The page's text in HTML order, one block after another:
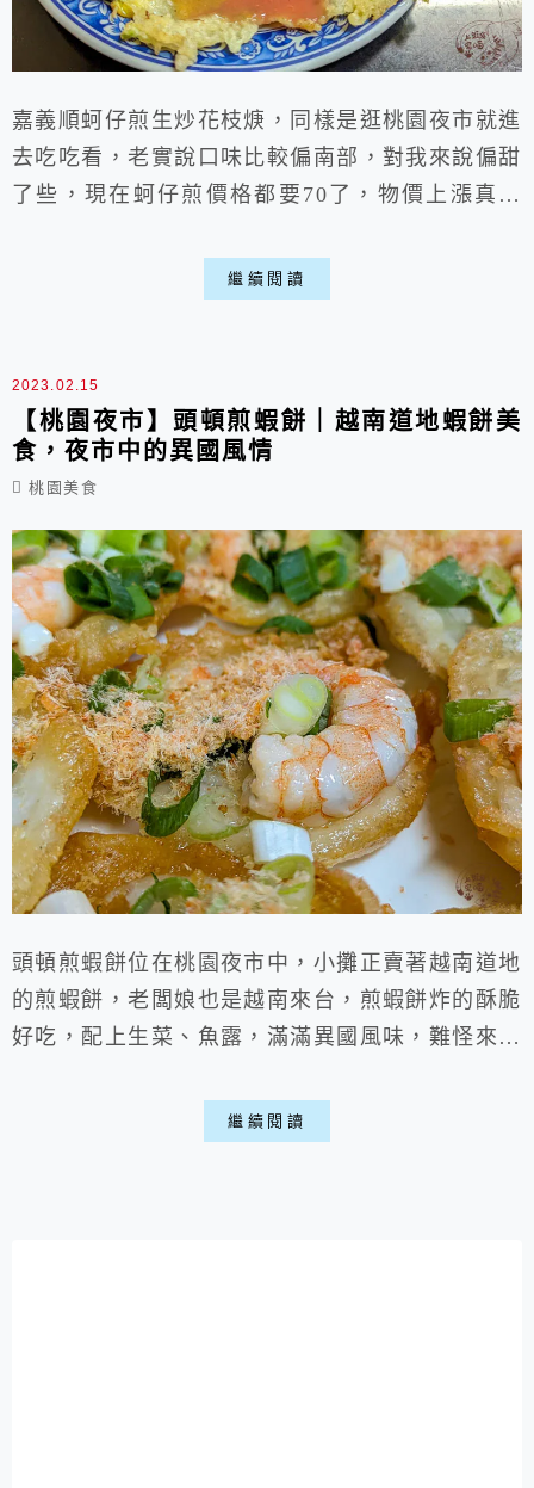
嘉義順蚵仔煎生炒花枝焿，同樣是逛桃園夜市就進
去吃吃看，老實說口味比較偏南部，對我來說偏甜
了些，現在蚵仔煎價格都要70了，物價上漲真的
西，桃園夜市美食如此，相信其它地方也是慢慢上
繼續閱讀
2023.02.15
【桃園夜市】頭頓煎蝦餅｜越南道地蝦餅美
食，夜市中的異國風情
桃園美食
頭頓煎蝦餅位在桃園夜市中，小攤正賣著越南道地
的煎蝦餅，老闆娘也是越南來台，煎蝦餅炸的酥脆
好吃，配上生菜、魚露，滿滿異國風味，難怪來買
的一次巧遇，桃園一直以來都許多新住民，這樣的
產業結構也慢慢融入生活，讓我們生活、文化上更
繼續閱讀